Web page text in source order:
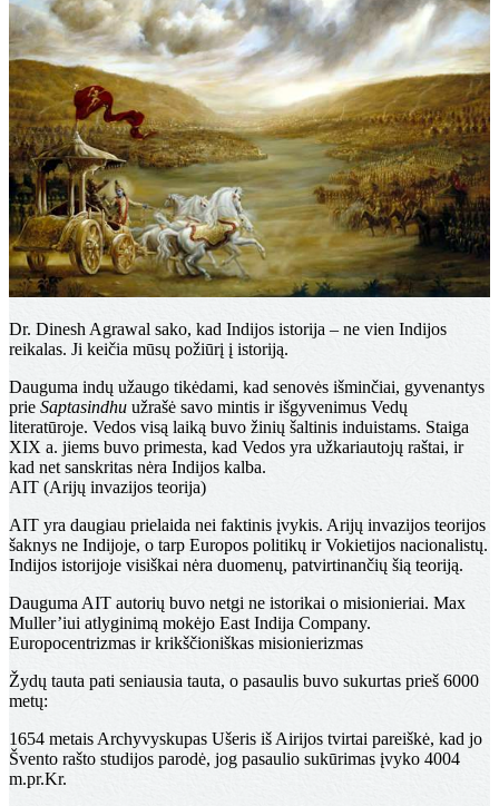
Dr. Dinesh Agrawal sako, kad Indijos istorija – ne vien Indijos
reikalas. Ji keičia mūsų požiūrį į istoriją.
Dauguma indų užaugo tikėdami, kad senovės išminčiai, gyvenantys
prie Saptasindhu užrašė savo mintis ir išgyvenimus Vedų
literatūroje. Vedos visą laiką buvo žinių šaltinis induistams. Staiga
XIX a. jiems buvo primesta, kad Vedos yra užkariautojų raštai, ir
kad net sanskritas nėra Indijos kalba.
AIT (Arijų invazijos teorija)
AIT yra daugiau prielaida nei faktinis įvykis. Arijų invazijos teorijos
šaknys ne Indijoje, o tarp Europos politikų ir Vokietijos nacionalistų.
Indijos istorijoje visiškai nėra duomenų, patvirtinančių šią teoriją.
Dauguma AIT autorių buvo netgi ne istorikai o misionieriai. Max
Muller’iui atlyginimą mokėjo East Indija Company.
Europocentrizmas ir krikščioniškas misionierizmas
Žydų tauta pati seniausia tauta, o pasaulis buvo sukurtas prieš 6000
metų:
1654 metais Archyvyskupas Ušeris iš Airijos tvirtai pareiškė, kad jo
Švento rašto studijos parodė, jog pasaulio sukūrimas įvyko 4004
m.pr.Kr.